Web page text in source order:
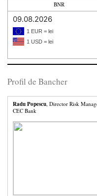
BNR
09.08.2026
1 EUR = lei
1 USD = lei
Profil de Bancher
Radu Popescu, Director Risk
CEC Bank